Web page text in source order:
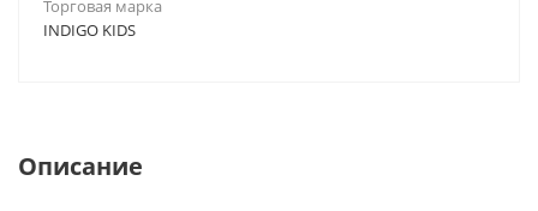
Торговая марка
INDIGO KIDS
Описание